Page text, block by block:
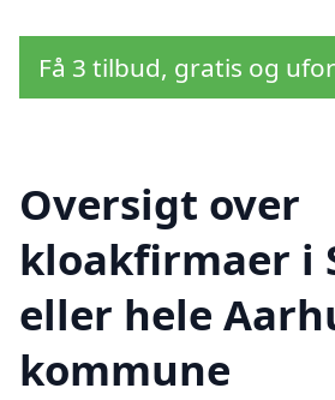
Få 3 tilbud, gratis og
Oversigt over
kloakfirmaer i
eller hele
kommune